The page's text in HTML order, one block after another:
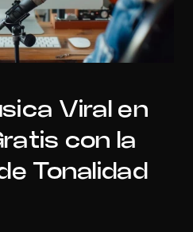
Viral en
con la
Tonalidad